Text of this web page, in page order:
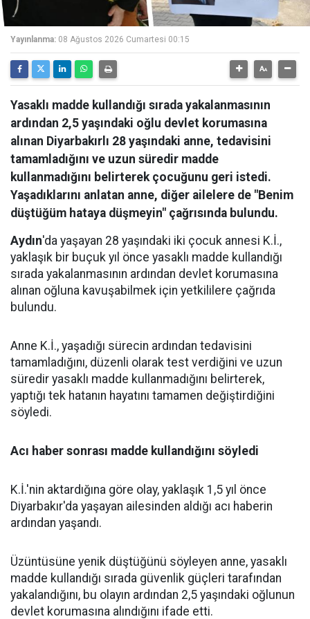
Yayınlanma: 08 Ağustos 2026 Cumartesi 00:15
Yasaklı madde kullandığı sırada yakalanmasının
ardından 2,5 yaşındaki oğlu devlet korumasına
alınan Diyarbakırlı 28 yaşındaki anne, tedavisini
tamamladığını ve uzun süredir madde
kullanmadığını belirterek çocuğunu geri istedi.
Yaşadıklarını anlatan anne, diğer ailelere de "Benim
düştüğüm hataya düşmeyin" çağrısında bulundu.
Aydın'da yaşayan 28 yaşındaki iki çocuk annesi K.İ.,
yaklaşık bir buçuk yıl önce yasaklı madde kullandığı
sırada yakalanmasının ardından devlet korumasına
alınan oğluna kavuşabilmek için yetkililere çağrıda
bulundu.
Anne K.İ., yaşadığı sürecin ardından tedavisini
tamamladığını, düzenli olarak test verdiğini ve uzun
süredir yasaklı madde kullanmadığını belirterek,
yaptığı tek hatanın hayatını tamamen değiştirdiğini
söyledi.
Acı haber sonrası madde kullandığını söyledi
K.İ.'nin aktardığına göre olay, yaklaşık 1,5 yıl önce
Diyarbakır'da yaşayan ailesinden aldığı acı haberin
ardından yaşandı.
Üzüntüsüne yenik düştüğünü söyleyen anne, yasaklı
madde kullandığı sırada güvenlik güçleri tarafından
yakalandığını, bu olayın ardından 2,5 yaşındaki oğlunun
devlet korumasına alındığını ifade etti.